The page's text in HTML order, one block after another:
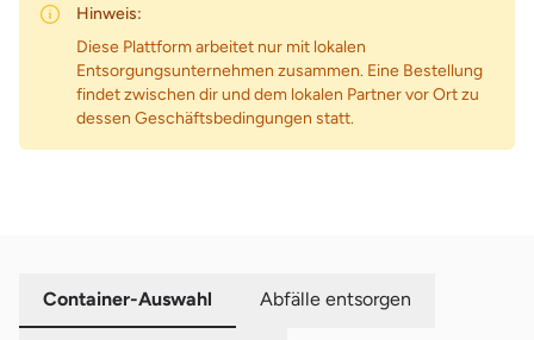
Hinweis:
Diese Plattform arbeitet nur mit lokalen
Entsorgungsunternehmen zusammen. Eine Bestellung
findet zwischen dir und dem lokalen Partner vor Ort zu
dessen Geschäftsbedingungen statt.
Container-Auswahl Abfälle entsorgen